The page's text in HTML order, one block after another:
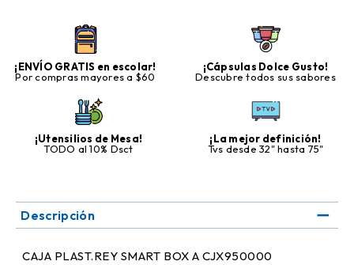
¡ENVÍO GRATIS en escolar!
Por compras mayores a $60
¡Cápsulas Dolce Gusto!
Descubre todos sus sabores
¡Utensilios de Mesa!
TODO al 10% Dsct
¡La mejor definición!
Tvs desde 32" hasta 75"
Descripción
CAJA PLAST.REY SMART BOX A CJX950000